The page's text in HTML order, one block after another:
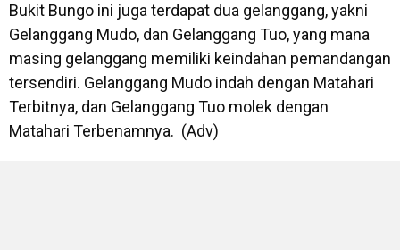
Bukit Bungo ini juga terdapat dua gelanggang, yakni
Gelanggang Mudo, dan Gelanggang Tuo, yang mana
masing gelanggang memiliki keindahan pemandangan
tersendiri. Gelanggang Mudo indah dengan Matahari
Terbitnya, dan Gelanggang Tuo molek dengan
Matahari Terbenamnya. (Adv)